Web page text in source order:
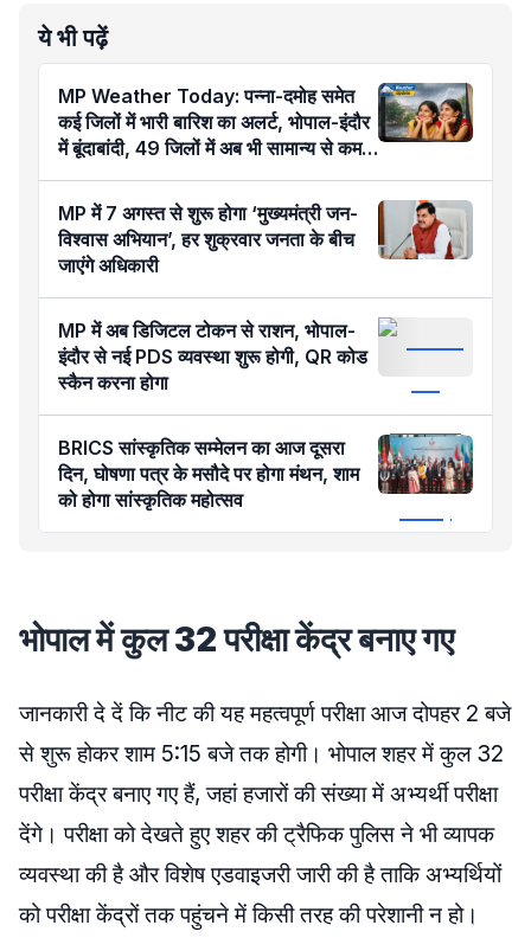
ये भी पढ़ें
MP Weather Today: पन्ना-दमोह समेत
कई जिलों में भारी बारिश का अलर्ट, भोपाल-इंदौर
में बूंदाबांदी, 49 जिलों में अब भी सामान्य से कम
बारिश
MP में 7 अगस्त से शुरू होगा ‘मुख्यमंत्री जन-
विश्वास अभियान’, हर शुक्रवार जनता के बीच
जाएंगे अधिकारी
MP में अब डिजिटल टोकन से राशन, भोपाल-
इंदौर से नई PDS व्यवस्था शुरू होगी, QR कोड
स्कैन करना होगा
BRICS सांस्कृतिक सम्मेलन का आज दूसरा
दिन, घोषणा पत्र के मसौदे पर होगा मंथन, शाम
को होगा सांस्कृतिक महोत्सव
भोपाल में कुल 32 परीक्षा केंद्र बनाए गए
जानकारी दे दें कि नीट की यह महत्वपूर्ण परीक्षा आज दोपहर 2 बजे
से शुरू होकर शाम 5:15 बजे तक होगी। भोपाल शहर में कुल 32
परीक्षा केंद्र बनाए गए हैं, जहां हजारों की संख्या में अभ्यर्थी परीक्षा
देंगे। परीक्षा को देखते हुए शहर की ट्रैफिक पुलिस ने भी व्यापक
व्यवस्था की है और विशेष एडवाइजरी जारी की है ताकि अभ्यर्थियों
को परीक्षा केंद्रों तक पहुंचने में किसी तरह की परेशानी न हो।